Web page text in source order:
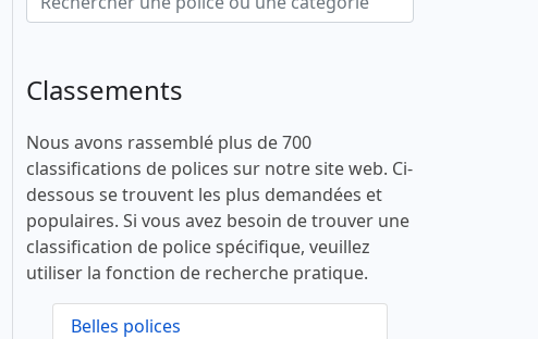
Classements
Nous avons rassemblé plus de 700
classifications de polices sur notre site web. Ci-
dessous se trouvent les plus demandées et
populaires. Si vous avez besoin de trouver une
classification de police spécifique, veuillez
utiliser la fonction de recherche pratique.
Belles polices